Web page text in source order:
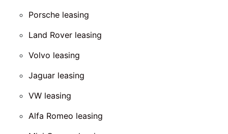
Porsche leasing
Land Rover leasing
Volvo leasing
Jaguar leasing
VW leasing
Alfa Romeo leasing